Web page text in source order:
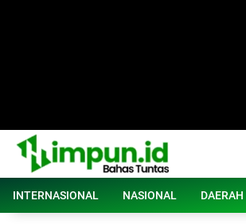
INTERNASIONAL NASIONAL DAERAH